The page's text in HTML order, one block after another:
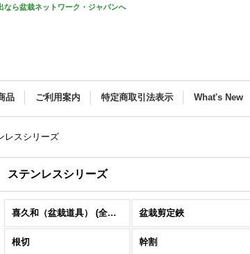
なら盆栽ネットワーク・ジャパンへ
品 ご利用案内 特定商取引法表示 What's New
レスシリーズ
ステンレスシリーズ
喜久和（盆栽道具） (全商品) 盆栽剪定鋏
根切 幹割